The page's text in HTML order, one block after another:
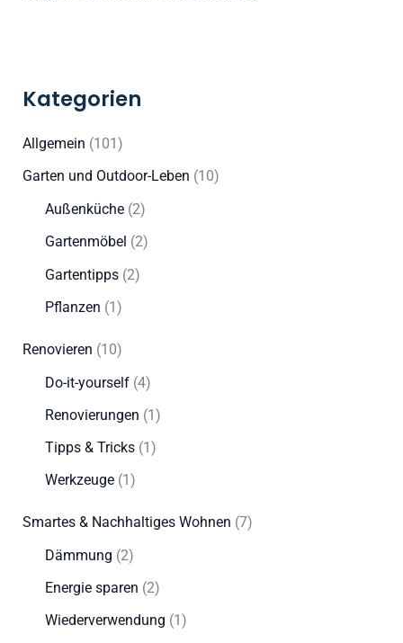
Kategorien
Allgemein (101)
Garten und Outdoor-Leben (10)
Außenküche(2)
Gartenmöbel (2)
Gartentipps(2)
Pflanzen (1)
Renovieren (10)
Do-it-yourself(4)
Renovierungen (1)
Tipps & Tricks(1)
Werkzeuge(1)
Smartes & Nachhaltiges Wohnen (7)
Dämmung (2)
Energie sparen (2)
Wiederverwendung (1)